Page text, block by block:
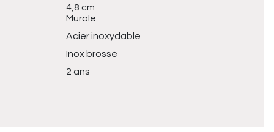
4,8 cm
Murale
Acier inoxydable
Inox brossé
2 ans